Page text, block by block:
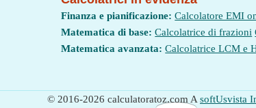
Finanza e pianificazione: Calcolatore EMI
Matematica di base: Calcolatrice di frazioni
Matematica avanzata: Calcolatrice LCM e
© 2016-2026 calculatoratoz.com A softUsvista